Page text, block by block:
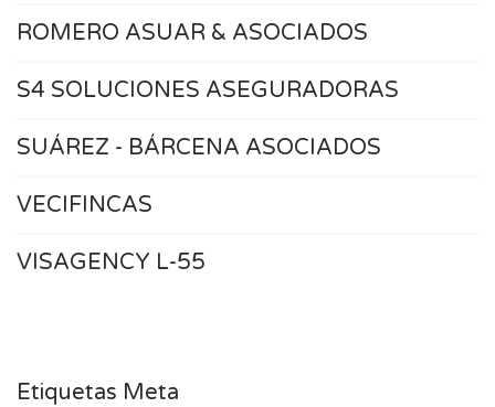
ROMERO ASUAR & ASOCIADOS
S4 SOLUCIONES ASEGURADORAS
SUÁREZ - BÁRCENA ASOCIADOS
VECIFINCAS
VISAGENCY L-55
Etiquetas Meta